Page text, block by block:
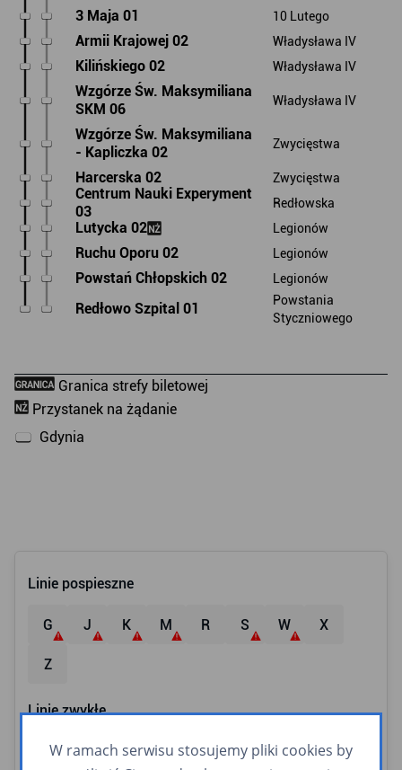
Linie pospieszne
G J K M R S W X
Z
Linie zwykłe
21 22 23 24 25 26 27 28
W ramach serwisu stosujemy pliki cookies by